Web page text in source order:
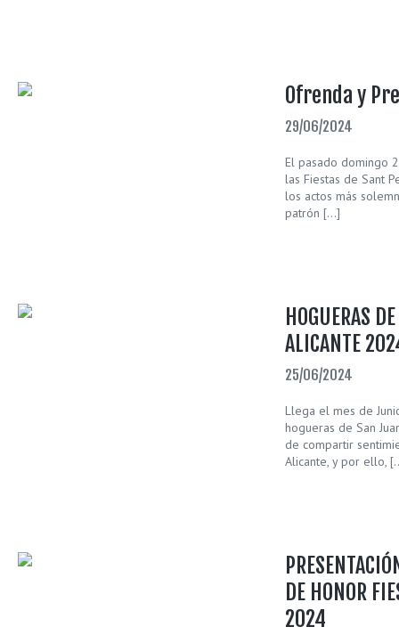
Ofrenda y
29/06/2024
El pasado domingo
las Fiestas de Sant
los actos más
patrón […]
HOGUERAS
ALICANTE
25/06/2024
Llega el mes de
hogueras de San
de compartir
Alicante, y por ello,
DE HONOR
2024